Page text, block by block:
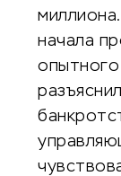
начала
опытного